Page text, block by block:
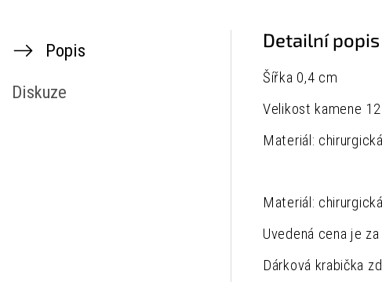
Popis
Diskuze
Detailní
Šířka 0,4 cm
Velikost kamene
Materiál:
Materiál:
Uvedená cena je
Dárková krabička